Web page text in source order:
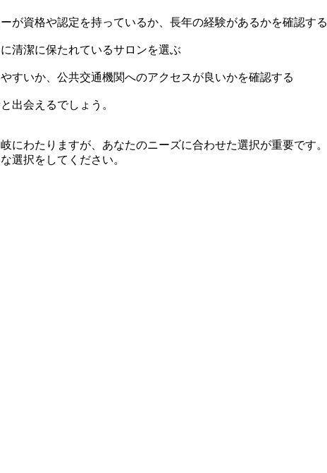
が資格や認定を持っているか、長年の経験があるかを確認する
清潔に保たれているサロンを選ぶ
すいか、公共交通機関へのアクセスが良いかを確認する
出会えるでしょう。
にわたりますが、あなたのニーズに合わせた選択が重要です。
選択をしてください。